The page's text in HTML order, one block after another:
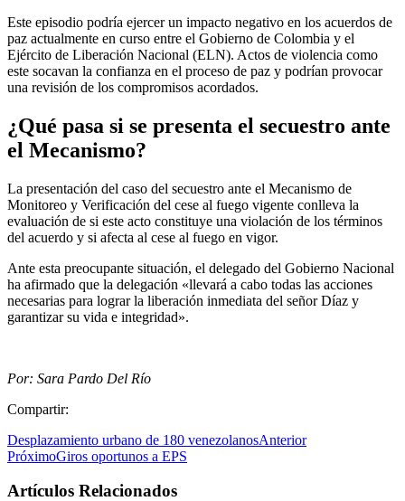
Este episodio podría ejercer un impacto negativo en los acuerdos de
paz actualmente en curso entre el Gobierno de Colombia y el
Ejército de Liberación Nacional (ELN). Actos de violencia como
este socavan la confianza en el proceso de paz y podrían provocar
una revisión de los compromisos acordados.
¿Qué pasa si se presenta el secuestro ante
el Mecanismo?
La presentación del caso del secuestro ante el Mecanismo de
Monitoreo y Verificación del cese al fuego vigente conlleva la
evaluación de si este acto constituye una violación de los términos
del acuerdo y si afecta al cese al fuego en vigor.
Ante esta preocupante situación, el delegado del Gobierno Nacional
ha afirmado que la delegación «llevará a cabo todas las acciones
necesarias para lograr la liberación inmediata del señor Díaz y
garantizar su vida e integridad».
Por: Sara Pardo Del Río
Compartir:
Desplazamiento urbano de 180 venezolanosAnterior
PróximoGiros oportunos a EPS
Artículos Relacionados